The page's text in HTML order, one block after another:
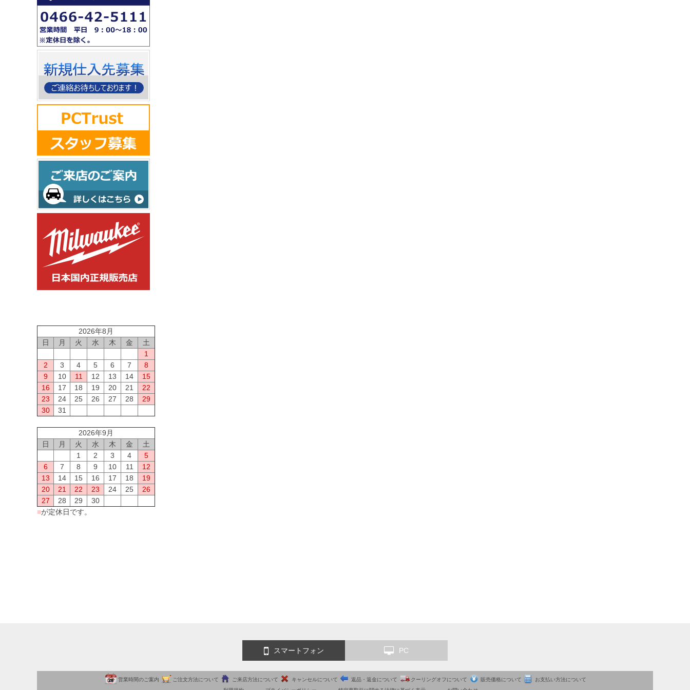
2026年8月
日
月 火 水 木 金
土
1
2
3 4 5 6 7
8
9
10 11 12 13 14
15
16
17 18 19 20 21
22
23
24 25 26 27 28
29
30
31
2026年9月
日
月 火 水 木 金
土
1
2 3 4
5
6
7 8 9 10 11
12
13
14 15 16 17 18
19
20
21 22 23 24 25
26
27
28 29
30
■が定休日です。
スマートフォン PC
営業時間のご案内 ご注文方法について ご来店方法について キャンセルについて 返品・返金について クーリングオフについて 販売価格について
お支払い方法について